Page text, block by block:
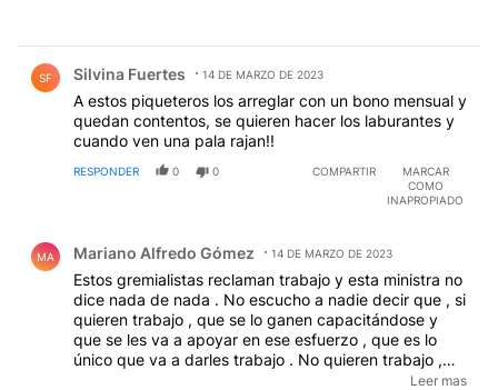
SF Silvina Fuertes 14 DE MARZO DE 2023
A estos piqueteros los arreglar con un bono mensual y
quedan contentos, se quieren hacer los laburantes y
cuando ven una pala rajan!!
RESPONDER 0 0 COMPARTIR
MARCAR
COMO
INAPROPIADO
MA Mariano Alfredo Gómez 14 DE MARZO DE 2023
Estos gremialistas reclaman trabajo y esta ministra no
dice nada de nada . No escucho a nadie decir que , si
quieren trabajo , que se lo ganen capacitándose y
que se les va a apoyar en ese esfuerzo , que es lo
único que va a darles trabajo . No quieren trabajo ,
solo quieren planes para sentarse delante de la choza
Leer mas